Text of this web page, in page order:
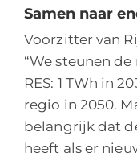
Samen naar
Voorzitter van
“We steunen
RES: 1 TWh in
regio in 2050.
belangrijk dat
heeft als er